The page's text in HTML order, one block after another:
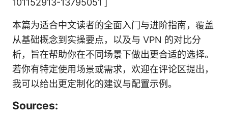
本篇为适合中文读者的全面入门与进阶指南，覆盖
从基础概念到实操要点，以及与 VPN 的对比分
析，旨在帮助你在不同场景下做出更合适的选择。
若你有特定使用场景或需求，欢迎在评论区提出，
我可以给出更定制化的建议与配置示例。
Sources: